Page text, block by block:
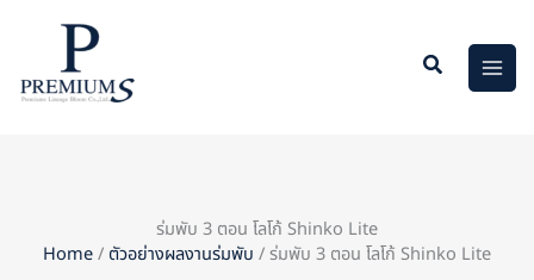
ร่มพับ 3 ตอน โลโก้ Shinko Lite
Home/ ตัวอย่างผลงานร่มพับ / ร่มพับ 3 ตอน โลโก้ Shinko Lite